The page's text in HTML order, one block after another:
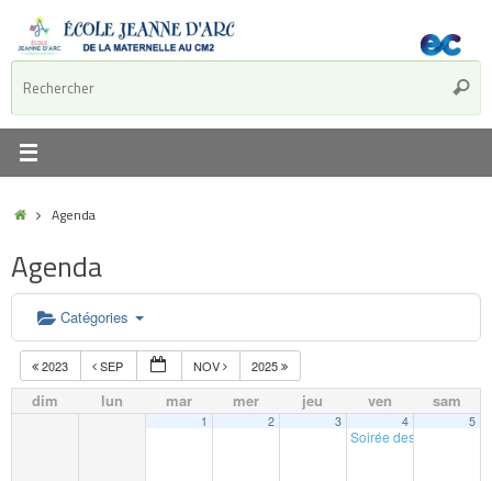
Agenda
Agenda
Catégories
2023 SEP NOV 2025
dim lun mar mer jeu ven sam
1 2 3 4
Soirée des parents
5